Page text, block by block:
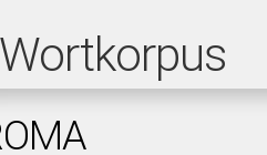
Wortkorpus